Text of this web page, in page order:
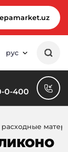
epamarket.uz
рус
0-400